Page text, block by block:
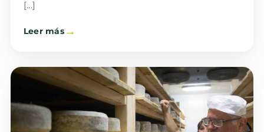
[...]
Leer más